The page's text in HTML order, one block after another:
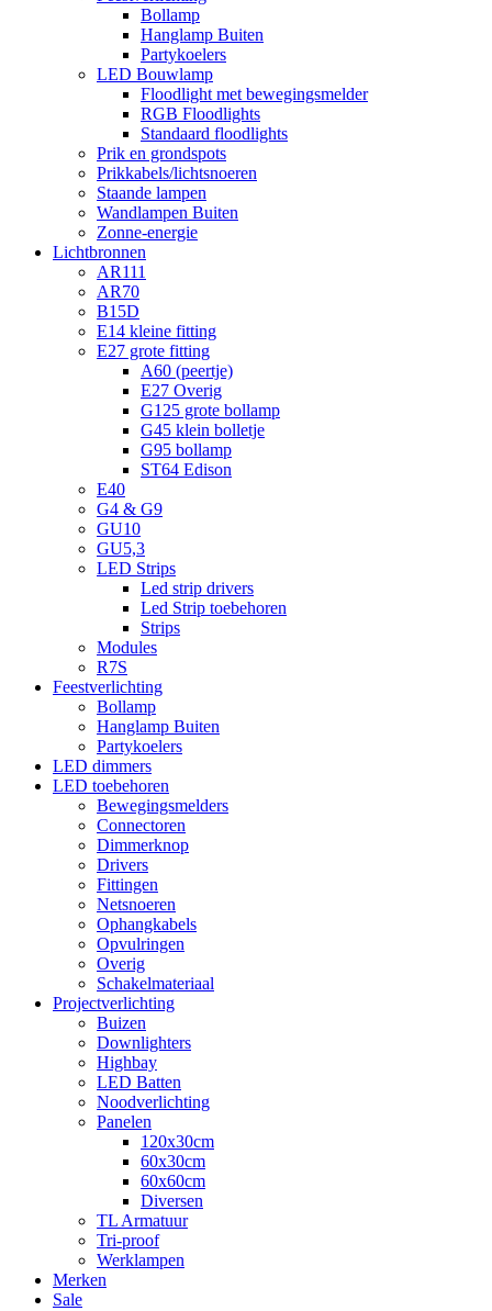
Bollamp
Hanglamp Buiten
Partykoelers
LED Bouwlamp
Floodlight met bewegingsmelder
RGB Floodlights
Standaard floodlights
Prik en grondspots
Prikkabels/lichtsnoeren
Staande lampen
Wandlampen Buiten
Zonne-energie
Lichtbronnen
AR111
AR70
B15D
E14 kleine fitting
E27 grote fitting
A60 (peertje)
E27 Overig
G125 grote bollamp
G45 klein bolletje
G95 bollamp
ST64 Edison
E40
G4 & G9
GU10
GU5,3
LED Strips
Led strip drivers
Led Strip toebehoren
Strips
Modules
R7S
Feestverlichting
Bollamp
Hanglamp Buiten
Partykoelers
LED dimmers
LED toebehoren
Bewegingsmelders
Connectoren
Dimmerknop
Drivers
Fittingen
Netsnoeren
Ophangkabels
Opvulringen
Overig
Schakelmateriaal
Projectverlichting
Buizen
Downlighters
Highbay
LED Batten
Noodverlichting
Panelen
120x30cm
60x30cm
60x60cm
Diversen
TL Armatuur
Tri-proof
Werklampen
Merken
Sale